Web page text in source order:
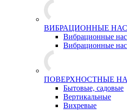
ВИБРАЦИОННЫЕ
Вибрационные
Вибрационные
ПОВЕРХНОСТНЫЕ
Бытовые, садовые
Вертикальные
Вихревые